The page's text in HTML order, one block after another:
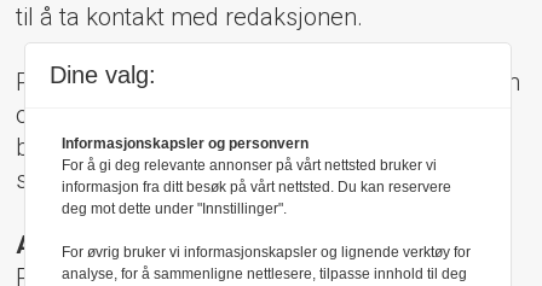
til å ta kontakt med redaksjonen.
Pressens Faglige Utvalg (PFU) er et klageorgan
oppnevnt av Norsk Presseforbund som
behandler klager mot mediene i presseetiske
spørsmål.
Adresse:
Rådhusgt 17, 0158 Oslo
Dine valg:
Informasjonskapsler og personvern
For å gi deg relevante annonser på vårt nettsted bruker vi
informasjon fra ditt besøk på vårt nettsted. Du kan reservere
deg mot dette under "Innstillinger".
For øvrig bruker vi informasjonskapsler og lignende verktøy for
analyse, for å sammenligne nettlesere, tilpasse innhold til deg